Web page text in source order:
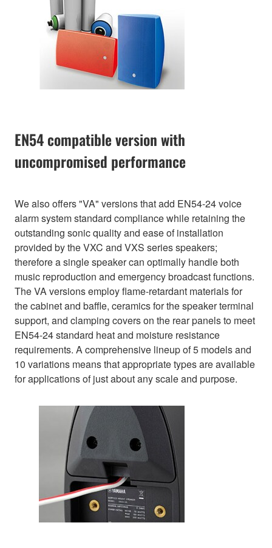
EN54 compatible version with
uncompromised performance
We also offers "VA" versions that add EN54-24 voice
alarm system standard compliance while retaining the
outstanding sonic quality and ease of installation
provided by the VXC and VXS series speakers;
therefore a single speaker can optimally handle both
music reproduction and emergency broadcast functions.
The VA versions employ flame-retardant materials for
the cabinet and baffle, ceramics for the speaker terminal
support, and clamping covers on the rear panels to meet
EN54-24 standard heat and moisture resistance
requirements. A comprehensive lineup of 5 models and
10 variations means that appropriate types are available
for applications of just about any scale and purpose.